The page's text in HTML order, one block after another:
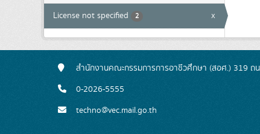
License not specified 2 x
สำนักงานคณะกรรมการการอาชีวศึกษา (สอศ.) 319 ถ
0-2026-5555
techno@vec.mail.go.th